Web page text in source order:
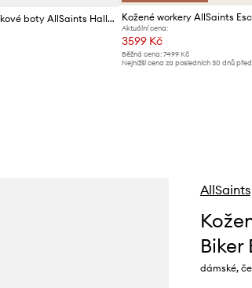
Kožené kotníkové boty AllSaints Hallie Boot
Aktuální cena:
3599 Kč
Běžná cena: 7499 Kč
Nejnižší cena za posledních 30 dnů
AllSaints
Biker
dámské,